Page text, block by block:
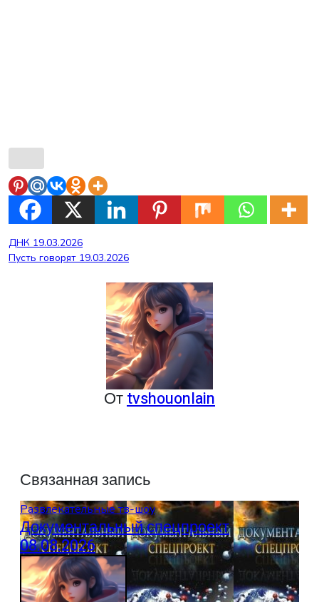
Навигация
по
ДНК 19.03.2026
Пусть говорят 19.03.2026
Отtvshouonlain
Связанная запись
Развлекательные тв-шоу
Документальный спецпроект
08.08.2026